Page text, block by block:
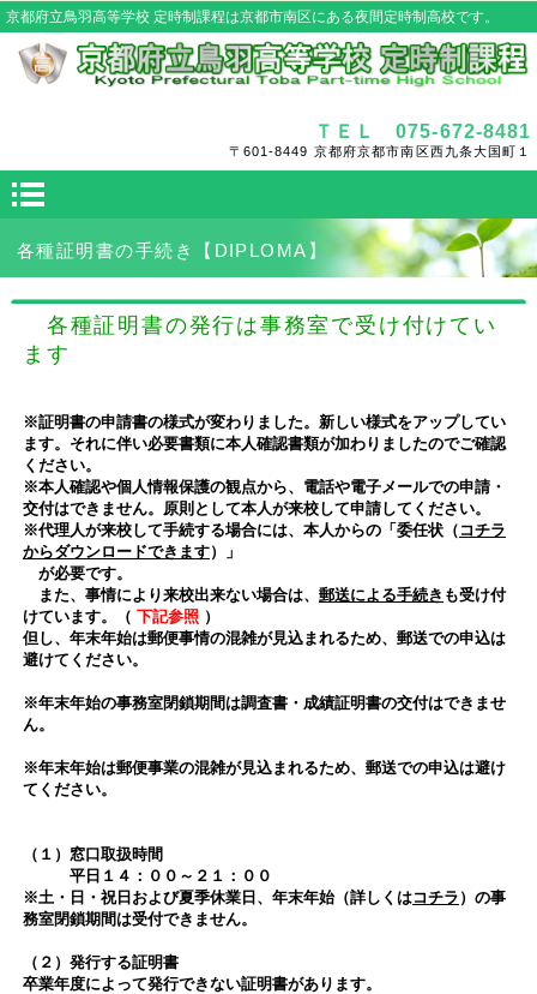
京都府立鳥羽高等学校 定時制課程は京都市南区にある夜間定時制高校です。
ＴＥＬ 075-672-8481
〒601-8449 京都府京都市南区西九条大国町１
各種証明書の手続き 【DIPLOMA】
各種証明書の発行は事務室で受け付けてい
ます
※証明書の申請書の様式が変わりました。新しい様式をアップしてい
ます。それに伴い必要書類に本人確認書類が加わりましたのでご確認
ください。
※本人確認や個人情報保護の観点から、電話や電子メールでの申請・
交付はできません。原則として本人が来校して申請してください。
※代理人が来校して手続する場合には、本人からの「委任状（ コチラ
からダウンロードできます）」
が必要です。
また、事情により来校出来ない場合は、 郵送による手続き も受け付
けています。（ 下記参照 ）
但し、年末年始は郵便事情の混雑が見込まれるため、郵送での申込は
避けてください。
※年末年始の事務室閉鎖期間は調査書・成績証明書の交付はできませ
ん。
※年末年始は郵便事業の混雑が見込まれるため、郵送での申込は避け
てください。
（１）窓口取扱時間
平日１４：００～２１：００
※土・日・祝日および夏季休業日、年末年始（詳しくはコチラ ）の事
務室閉鎖期間は受付できません。
（２）発行する証明書
卒業年度によって発行できない証明書があります。